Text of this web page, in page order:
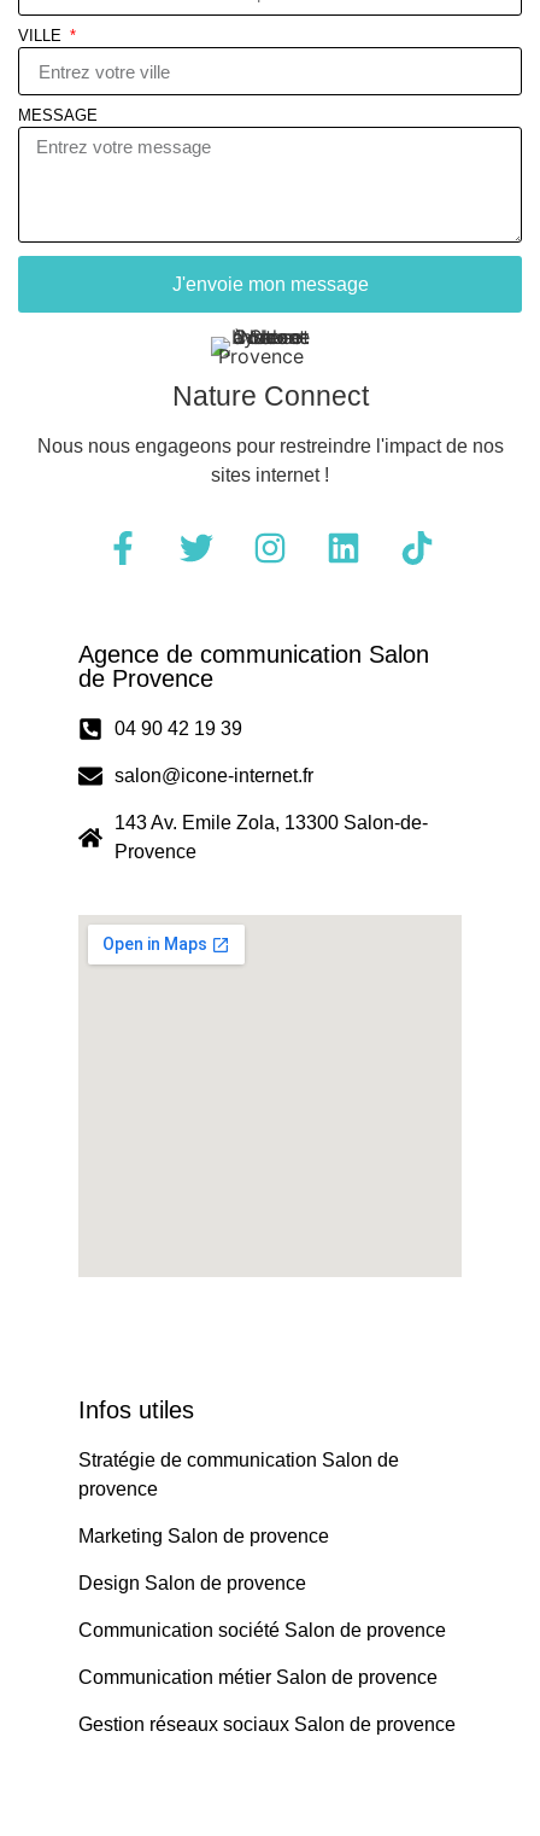
VILLE
MESSAGE
J'envoie mon message
Nature Connect
Nous nous engageons pour restreindre l'impact de nos
sites internet !
Agence de communication Salon
de Provence
04 90 42 19 39
salon@icone-internet.fr
143 Av. Emile Zola, 13300 Salon-de-
Provence
Infos utiles
Stratégie de communication Salon de
provence
Marketing Salon de provence
Design Salon de provence
Communication société Salon de provence
Communication métier Salon de provence
Gestion réseaux sociaux Salon de provence